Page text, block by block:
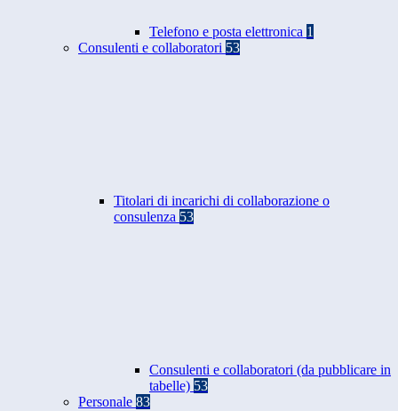
Telefono e posta elettronica 1
Consulenti e collaboratori 53
Titolari di incarichi di collaborazione o
consulenza 53
Consulenti e collaboratori (da pubblicare in
tabelle) 53
Personale 83